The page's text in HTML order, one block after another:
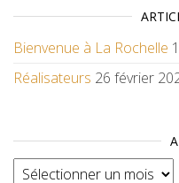
Bienvenue à La Rochelle
Réalisateurs 26 février
Archives